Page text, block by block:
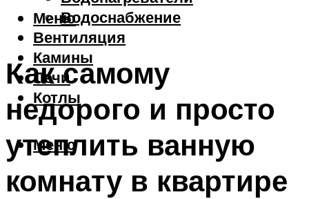
Водоснабжение
Вентиляция
Камины
Печи
Котлы
Меню
Меню
Как самому
недорого и просто
утеплить ванную
комнату в квартире